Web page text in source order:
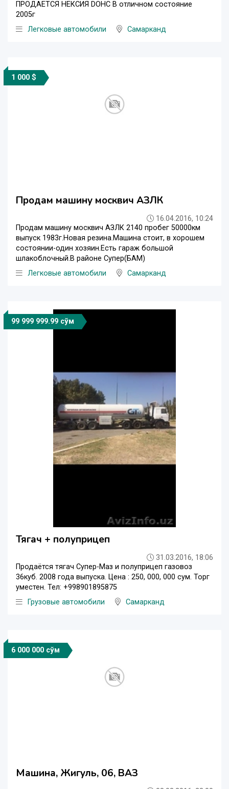
ПРОДАЕТСЯ НЕКСИЯ DOHC В отличном состояние
2005г
Легковые автомобили
Самарканд
1 000 $
Продам машину москвич АЗЛК
16.04.2016, 10:24
Продам машину москвич АЗЛК 2140 пробег 50000км
выпуск 1983г.Новая резина.Машина стоит, в хорошем
состоянии-один хозяин.Есть гараж большой
шлакоблочный.В районе Супер(БАМ)
Легковые автомобили
Самарканд
99 999 999.99 сўм
Тягач + полуприцеп
31.03.2016, 18:06
Продаётся тягач Супер-Маз и полуприцеп газовоз
36куб. 2008 года выпуска. Цена : 250, 000, 000 сум. Торг
уместен. Тел: +998901895875
Грузовые автомобили
Самарканд
6 000 000 сўм
Машина, Жигуль, 06, ВАЗ